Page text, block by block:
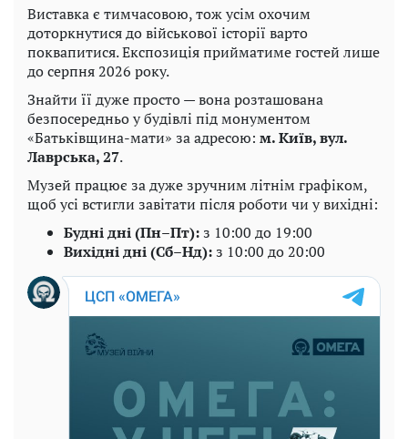
Виставка є тимчасовою, тож усім охочим
доторкнутися до військової історії варто
поквапитися. Експозиція прийматиме гостей лише
до серпня 2026 року.
Знайти її дуже просто — вона розташована
безпосередньо у будівлі під монументом
«Батьківщина-мати» за адресою: м. Київ, вул.
Лаврська, 27.
Музей працює за дуже зручним літнім графіком,
щоб усі встигли завітати після роботи чи у вихідні:
Будні дні (Пн–Пт):з 10:00 до 19:00
Вихідні дні (Сб–Нд):з 10:00 до 20:00